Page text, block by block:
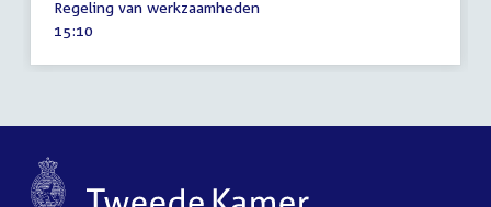
september
2025
Regeling van werkzaamheden
Tijd
15:10